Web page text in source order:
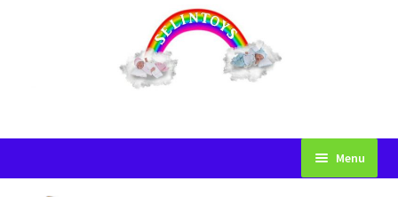
naar
Menu